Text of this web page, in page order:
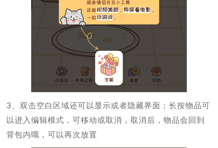
3、双击空白区域还可以显示或者隐藏界面；长按物品可
以进入编辑模式，可移动或取消，取消后，物品会回到
背包内哦，可以再次放置